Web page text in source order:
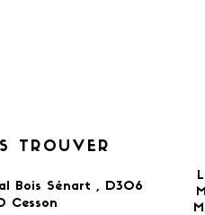
TROUVER
Bois Sénart , D306
Cesson​